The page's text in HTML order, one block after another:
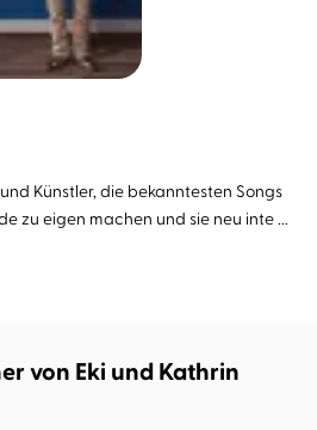
Künstler, die bekanntesten Songs
zu eigen machen und sie neu inte ...
von Eki und Kathrin